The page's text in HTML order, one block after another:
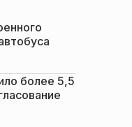
более 5,5